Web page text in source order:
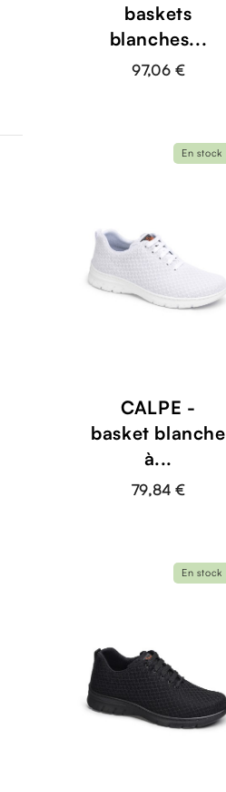
baskets
blanches...
97,06 €
CALPE -
basket blanche
à...
79,84 €
En stock
En stock